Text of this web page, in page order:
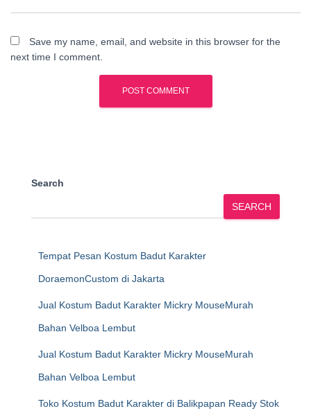
Save my name, email, and website in this browser for the
next time I comment.
Search
SEARCH
Tempat Pesan Kostum Badut Karakter
DoraemonCustom di Jakarta
Jual Kostum Badut Karakter Mickry MouseMurah
Bahan Velboa Lembut
Jual Kostum Badut Karakter Mickry MouseMurah
Bahan Velboa Lembut
Toko Kostum Badut Karakter di Balikpapan Ready Stok